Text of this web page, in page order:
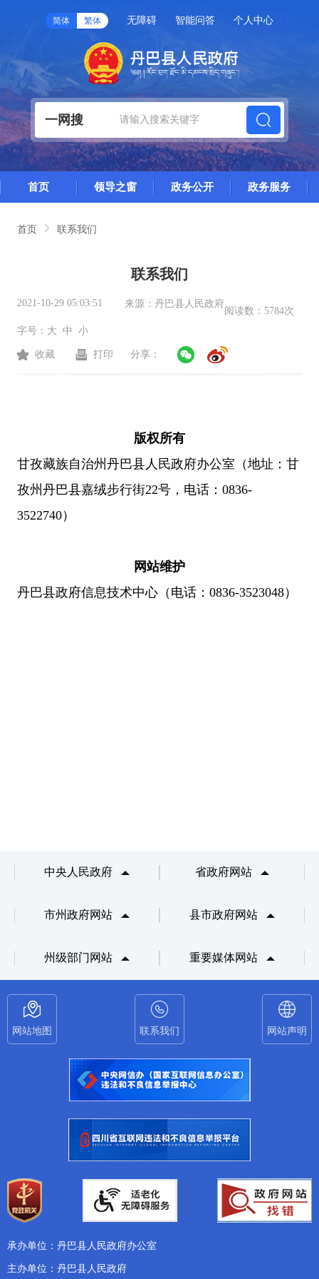
简体 繁体 无障碍 智能问答 个人中心
一网搜
首页 领导之窗 政务公开 政务服务
首页 联系我们
联系我们
2021-10-29 05:03:51 来源： 丹巴县人民政府
阅读数： 5784次
字号： 大 中 小
收藏 打印 分享：
版权所有
甘孜藏族自治州丹巴县人民政府办公室（地址：甘
孜州丹巴县嘉绒步行街22号，电话： 0836-
3522740）
网站维护
丹巴县政府信息技术中心（电话：0836-3523048）
中央人民政府 省政府网站
市州政府网站 县市政府网站
州级部门网站 重要媒体网站
网站地图 联系我们 网站声明
承办单位：丹巴县人民政府办公室
主办单位：丹巴县人民政府